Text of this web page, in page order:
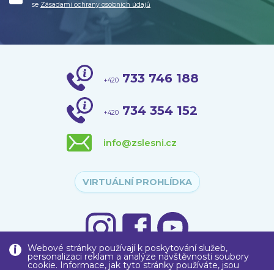
Webové stránky používají k poskytování služeb,
personalizaci reklam a analýze návštěvnosti soubory
cookie. Informace, jak tyto stránky používáte, jsou
se Zásadami ochrany osobních údajů
+420 733 746 188
+420 734 354 152
info@zslesni.cz
VIRTUÁLNÍ PROHLÍDKA